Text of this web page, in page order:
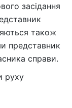
засідання
також
представник
справи.
руху